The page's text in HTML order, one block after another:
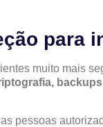
para
muito mais
pessoas